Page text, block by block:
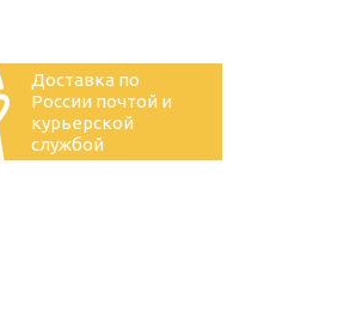
Доставка по
России почтой и
курьерской
службой